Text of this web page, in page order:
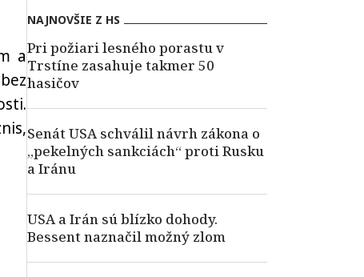
a
NAJNOVŠIE Z HS
Pri požiari lesného porastu v
Trstíne zasahuje takmer 50
hasičov
Senát USA schválil návrh zákona o
„pekelných sankciách“ proti Rusku
a Iránu
USA a Irán sú blízko dohody.
Bessent naznačil možný zlom